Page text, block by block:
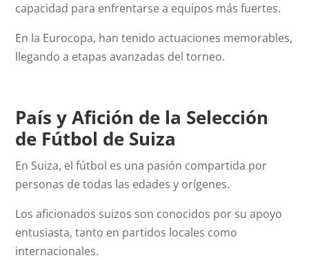
capacidad para enfrentarse a equipos más fuertes.
En la Eurocopa, han tenido actuaciones memorables,
llegando a etapas avanzadas del torneo.
País y Afición de la Selección
de Fútbol de Suiza
En Suiza, el fútbol es una pasión compartida por
personas de todas las edades y orígenes.
Los aficionados suizos son conocidos por su apoyo
entusiasta, tanto en partidos locales como
internacionales.